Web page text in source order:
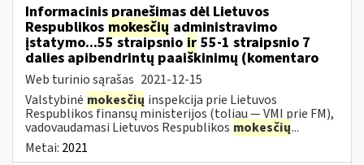
Informacinis pranešimas dėl Lietuvos
Respublikos mokesčių administravimo
įstatymo...55 straipsnio ir 55-1 straipsnio 7
dalies apibendrintų paaiškinimų (komentaro
Web turinio sąrašas 2021-12-15
Valstybinė mokesčių inspekcija prie Lietuvos
Respublikos finansų ministerijos (toliau — VMI prie FM),
vadovaudamasi Lietuvos Respublikos mokesčių...
Metai: 2021